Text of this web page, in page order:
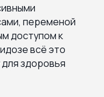
переменой
доступом к
всё это
здоровья